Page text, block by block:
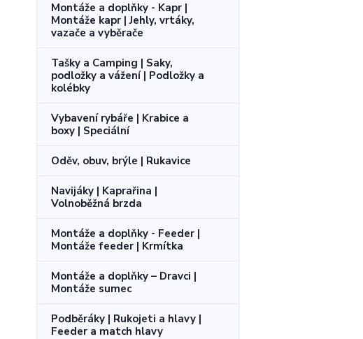
Montáže a doplňky - Kapr |
Montáže kapr | Jehly, vrtáky,
vazače a vyběrače
Tašky a Camping | Saky,
podložky a vážení | Podložky a
kolébky
Vybavení rybáře | Krabice a
boxy | Speciální
Oděv, obuv, brýle | Rukavice
Navijáky | Kaprařina |
Volnoběžná brzda
Montáže a doplňky - Feeder |
Montáže feeder | Krmítka
Montáže a doplňky – Dravci |
Montáže sumec
Podběráky | Rukojeti a hlavy |
Feeder a match hlavy